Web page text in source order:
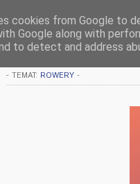
Rajd rowerowy
- TEMAT: ROWERY -
cookies from Google to
Google along with
to detect and address